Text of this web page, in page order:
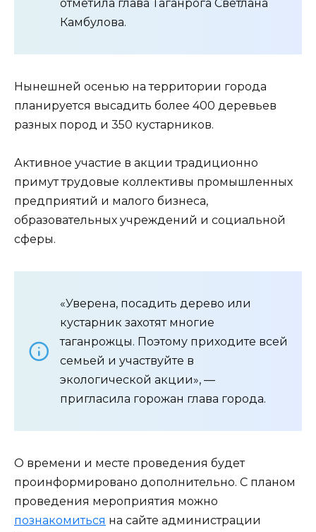
отметила глава Таганрога Светлана
Камбулова.
Нынешней осенью на территории города
планируется высадить более 400 деревьев
разных пород и 350 кустарников.
Активное участие в акции традиционно
примут трудовые коллективы промышленных
предприятий и малого бизнеса,
образовательных учреждений и социальной
сферы.
«Уверена, посадить дерево или
кустарник захотят многие
таганрожцы. Поэтому приходите всей
семьей и участвуйте в
экологической акции», —
пригласила горожан глава города.
О времени и месте проведения будет
проинформировано дополнительно. С планом
проведения мероприятия можно
познакомиться на сайте администрации